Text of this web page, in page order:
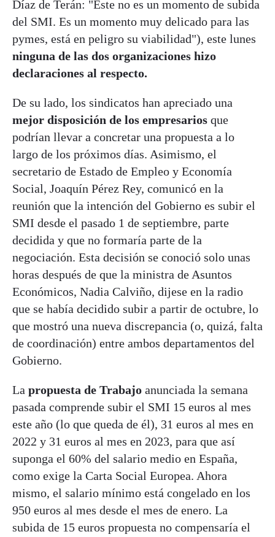
Díaz de Terán: "Este no es un momento de subida
del SMI. Es un momento muy delicado para las
pymes, está en peligro su viabilidad"), este lunes
ninguna de las dos organizaciones hizo
declaraciones al respecto.
De su lado, los sindicatos han apreciado una
mejor disposición de los empresarios que
podrían llevar a concretar una propuesta a lo
largo de los próximos días. Asimismo, el
secretario de Estado de Empleo y Economía
Social, Joaquín Pérez Rey, comunicó en la
reunión que la intención del Gobierno es subir el
SMI desde el pasado 1 de septiembre, parte
decidida y que no formaría parte de la
negociación. Esta decisión se conoció solo unas
horas después de que la ministra de Asuntos
Económicos, Nadia Calviño, dijese en la radio
que se había decidido subir a partir de octubre, lo
que mostró una nueva discrepancia (o, quizá, falta
de coordinación) entre ambos departamentos del
Gobierno.
La propuesta de Trabajo anunciada la semana
pasada comprende subir el SMI 15 euros al mes
este año (lo que queda de él), 31 euros al mes en
2022 y 31 euros al mes en 2023, para que así
suponga el 60% del salario medio en España,
como exige la Carta Social Europea. Ahora
mismo, el salario mínimo está congelado en los
950 euros al mes desde el mes de enero. La
subida de 15 euros propuesta no compensaría el